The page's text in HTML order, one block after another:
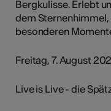
Bergkulisse. Erlebt
dem
besonderen
Freitag, 7. August
Live is Live - die